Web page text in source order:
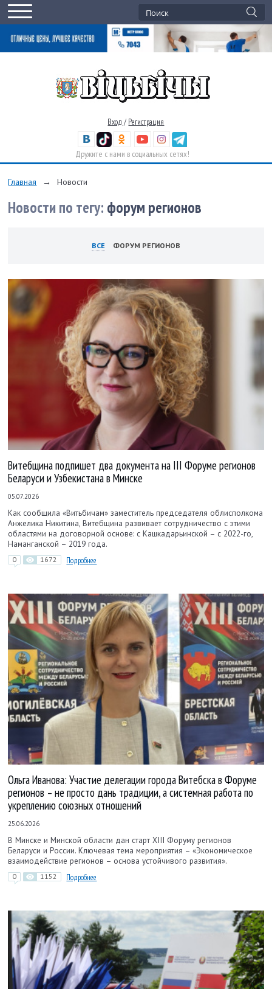
Вход / Регистрация
Дружите с нами в социальных сетях!
Главная → Новости
Новости по тегу: форум регионов
ВСЕ ФОРУМ РЕГИОНОВ
Витебщина подпишет два документа на III Форуме регионов
Беларуси и Узбекистана в Минске
05.07.2026
Как сообщила «Витьбичам» заместитель председателя облисполкома
Анжелика Никитина, Витебщина развивает сотрудничество с этими
областями на договорной основе: с Кашкадарьинской – с 2022-го,
Наманганской – 2019 года.
0 1672 Подробнее
Ольга Иванова: Участие делегации города Витебска в Форуме
регионов – не просто дань традиции, а системная работа по
укреплению союзных отношений
25.06.2026
В Минске и Минской области дан старт XIII Форуму регионов
Беларуси и России. Ключевая тема мероприятия – «Экономическое
взаимодействие регионов – основа устойчивого развития».
0 1152 Подробнее